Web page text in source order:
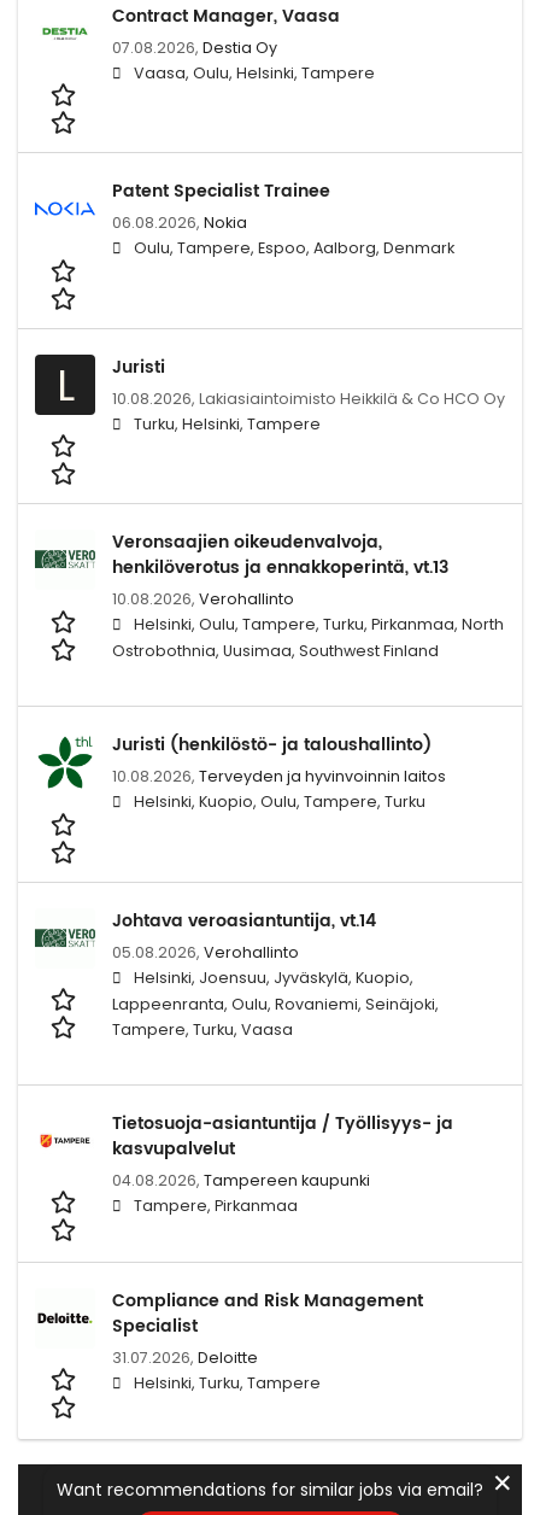
Contract Manager, Vaasa
07.08.2026, Destia Oy
Vaasa, Oulu, Helsinki, Tampere
Patent Specialist Trainee
06.08.2026, Nokia
Oulu, Tampere, Espoo, Aalborg, Denmark
L Juristi
10.08.2026, Lakiasiaintoimisto Heikkilä & Co HCO Oy
Turku, Helsinki, Tampere
Veronsaajien oikeudenvalvoja,
henkilöverotus ja ennakkoperintä, vt.13
10.08.2026, Verohallinto
Helsinki, Oulu, Tampere, Turku, Pirkanmaa, North
Ostrobothnia, Uusimaa, Southwest Finland
Juristi (henkilöstö- ja taloushallinto)
10.08.2026, Terveyden ja hyvinvoinnin laitos
Helsinki, Kuopio, Oulu, Tampere, Turku
Johtava veroasiantuntija, vt.14
05.08.2026, Verohallinto
Helsinki, Joensuu, Jyväskylä, Kuopio,
Lappeenranta, Oulu, Rovaniemi, Seinäjoki,
Tampere, Turku, Vaasa
Tietosuoja-asiantuntija / Työllisyys- ja
kasvupalvelut
04.08.2026, Tampereen kaupunki
Tampere, Pirkanmaa
Compliance and Risk Management
Specialist
31.07.2026, Deloitte
Helsinki, Turku, Tampere
Want recommendations for similar jobs via email? ✕